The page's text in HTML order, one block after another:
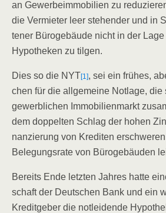
an Gewer­be­im­mo­bi­li­en zu
die Ver­mie­ter leer ste­hen­der und in
te­ner Büro­ge­bäu­de nicht in der
Hypo­the­ken zu tilgen.
Dies so die NYT[1], sei ein frü­hes,
chen für die all­ge­mei­ne Not­la­ge, die
gewerb­li­chen Immo­bi­li­en­markt
dem dop­pel­ten Schlag der hohen
nan­zie­rung von Kre­di­ten
Bele­gungs­ra­te von Büro­ge­bäu­den
Bereits Ende letz­ten Jah­res hat­te
schaft der Deut­schen Bank und ein
Kre­dit­ge­ber die not­lei­den­de